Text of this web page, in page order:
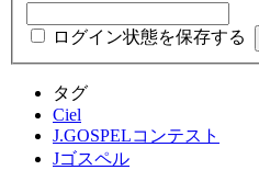
ログイン状態を保存する
タグ
Ciel
J.GOSPELコンテスト
Jゴスペル